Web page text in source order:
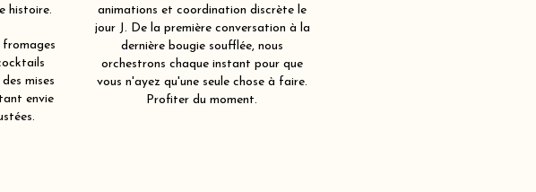
histoire.
fromages
mises
envie
animations et coordination discrète le
jour J. De la première conversation à la
dernière bougie soufflée, nous
orchestrons chaque instant pour que
vous n'ayez qu'une seule chose à faire.
Profiter du moment.